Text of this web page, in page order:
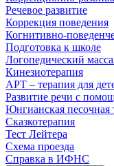
Речевое развитие
Коррекция поведения
Когнитивно-
Подготовка к школе
Логопедический
Кинезиотерапия
АРТ – терапия для
Развитие речи с
Юнгианская песочная
Сказкотерапия
Тест Лейтера
Схема проезда
Справка в ИФНС